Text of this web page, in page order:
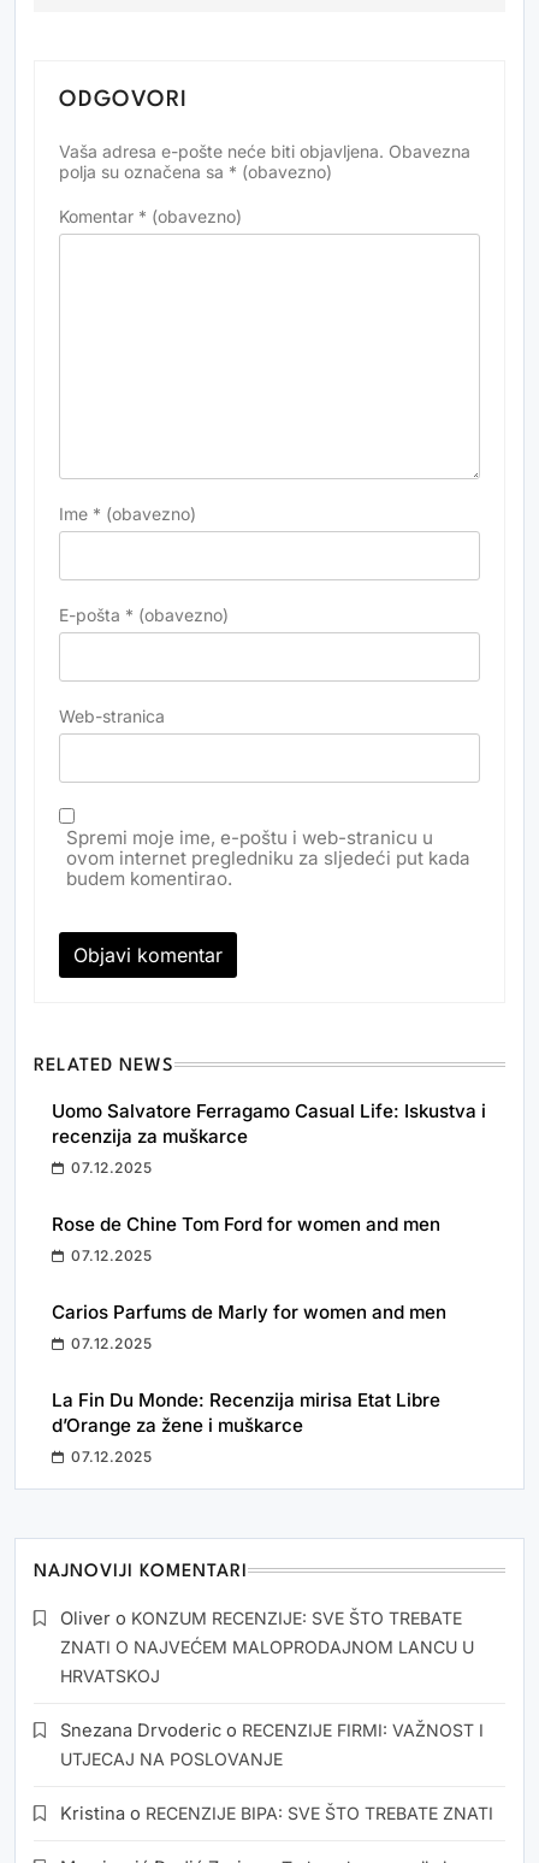
ODGOVORI
Vaša adresa e-pošte neće biti objavljena. Obavezna
polja su označena sa * (obavezno)
Komentar * (obavezno)
Ime * (obavezno)
E-pošta * (obavezno)
Web-stranica
Spremi moje ime, e-poštu i web-stranicu u
ovom internet pregledniku za sljedeći put kada
budem komentirao.
Alternative:
RELATED NEWS
Uomo Salvatore Ferragamo Casual Life: Iskustva i
recenzija za muškarce
07.12.2025
Rose de Chine Tom Ford for women and men
07.12.2025
Carios Parfums de Marly for women and men
07.12.2025
La Fin Du Monde: Recenzija mirisa Etat Libre
d’Orange za žene i muškarce
07.12.2025
NAJNOVIJI KOMENTARI
Oliver o KONZUM RECENZIJE: SVE ŠTO TREBATE
ZNATI O NAJVEĆEM MALOPRODAJNOM LANCU U
HRVATSKOJ
Snezana Drvoderic o RECENZIJE FIRMI: VAŽNOST I
UTJECAJ NA POSLOVANJE
Kristina o RECENZIJE BIPA: SVE ŠTO TREBATE ZNATI